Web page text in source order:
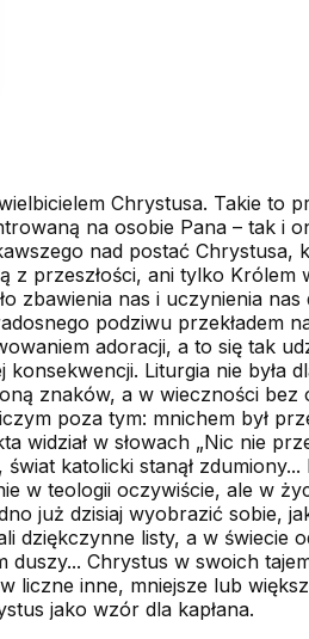
Chrystusa. Takie to
na osobie Pana – tak i
nad postać
z przeszłości, ani tylko
zbawienia nas i uczynienia
podziwu przekładem
adoracji, a to się tak
Liturgia nie była
znaków, a w wieczności bez
poza tym: mnichem był
widział w słowach „Nic nie
świat katolicki stanął
w teologii oczywiście, ale w
już dzisiaj wyobrazić sobie,
dziękczynne listy, a w świecie
Chrystus w swoich
liczne inne, mniejsze lub
jako wzór dla kapłana.